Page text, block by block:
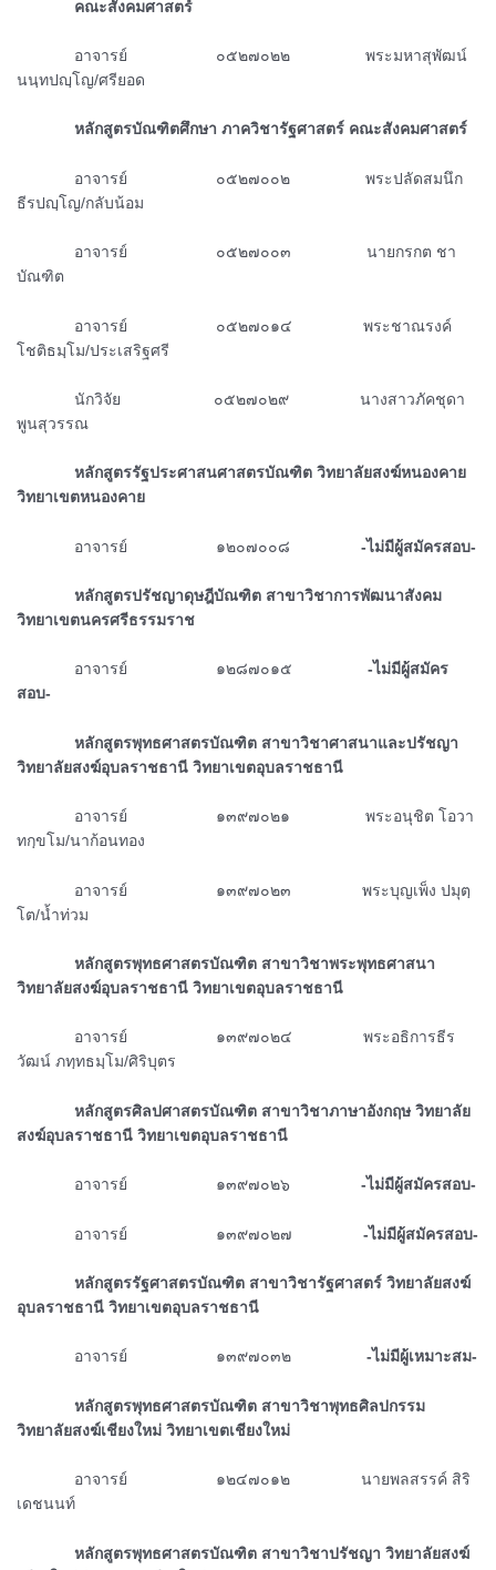
ᅠᅠᅠᅠคณะสังคมศาสตร์
ᅠᅠᅠᅠอาจารย์ ๐๕๒๗๐๒๒ พระมหาสุพัฒน์
นนฺทปญฺโญ/ศรียอด
ᅠᅠᅠᅠหลักสูตรบัณฑิตศึกษา ภาควิชารัฐศาสตร์ คณะสังคมศาสตร์
ᅠᅠᅠᅠอาจารย์ ๐๕๒๗๐๐๒ พระปลัดสมนึก
ธีรปญฺโญ/กลับน้อม
ᅠᅠᅠᅠอาจารย์ ๐๕๒๗๐๐๓ นายกรกต ชา
บัณฑิต
ᅠᅠᅠᅠอาจารย์ ๐๕๒๗๐๑๔ พระชาณรงค์
โชติธมฺโม/ประเสริฐศรี
ᅠᅠᅠᅠนักวิจัย ๐๕๒๗๐๒๙ นางสาวภัคชุดา
พูนสุวรรณ
ᅠᅠᅠᅠหลักสูตรรัฐประศาสนศาสตรบัณฑิต วิทยาลัยสงฆ์หนองคาย
วิทยาเขตหนองคาย
ᅠᅠᅠᅠอาจารย์ ๑๒๐๗๐๐๘ -ไม่มีผู้สมัครสอบ-
ᅠᅠᅠᅠหลักสูตรปรัชญาดุษฎีบัณฑิต สาขาวิชาการพัฒนาสังคม
วิทยาเขตนครศรีธรรมราช
ᅠᅠᅠᅠอาจารย์ ๑๒๘๗๐๑๕ -ไม่มีผู้สมัคร
สอบ-
ᅠᅠᅠᅠหลักสูตรพุทธศาสตรบัณฑิต สาขาวิชาศาสนาและปรัชญา
วิทยาลัยสงฆ์อุบลราชธานี วิทยาเขตอุบลราชธานี
ᅠᅠᅠᅠอาจารย์ ๑๓๙๗๐๒๑ พระอนุชิต โอวา
ทกฺขโม/นาก้อนทอง
ᅠᅠᅠᅠอาจารย์ ๑๓๙๗๐๒๓ พระบุญเพ็ง ปมุตฺ
โต/น้ำท่วม
ᅠᅠᅠᅠหลักสูตรพุทธศาสตรบัณฑิต สาขาวิชาพระพุทธศาสนา
วิทยาลัยสงฆ์อุบลราชธานี วิทยาเขตอุบลราชธานี
ᅠᅠᅠᅠอาจารย์ ๑๓๙๗๐๒๔ พระอธิการธีร
วัฒน์ ภทฺทธมฺโม/ศิริบุตร
ᅠᅠᅠᅠหลักสูตรศิลปศาสตรบัณฑิต สาขาวิชาภาษาอังกฤษ วิทยาลัย
สงฆ์อุบลราชธานี วิทยาเขตอุบลราชธานี
ᅠᅠᅠᅠอาจารย์ ๑๓๙๗๐๒๖ -ไม่มีผู้สมัครสอบ-
ᅠᅠᅠᅠอาจารย์ ๑๓๙๗๐๒๗ -ไม่มีผู้สมัครสอบ-
ᅠᅠᅠᅠหลักสูตรรัฐศาสตรบัณฑิต สาขาวิชารัฐศาสตร์ วิทยาลัยสงฆ์
อุบลราชธานี วิทยาเขตอุบลราชธานี
ᅠᅠᅠᅠอาจารย์ ๑๓๙๗๐๓๒ -ไม่มีผู้เหมาะสม-
ᅠᅠᅠᅠหลักสูตรพุทธศาสตรบัณฑิต สาขาวิชาพุทธศิลปกรรม
วิทยาลัยสงฆ์เชียงใหม่ วิทยาเขตเชียงใหม่
ᅠᅠᅠᅠอาจารย์ ๑๒๔๗๐๑๒ นายพลสรรค์ สิริ
เดชนนท์
ᅠᅠᅠᅠหลักสูตรพุทธศาสตรบัณฑิต สาขาวิชาปรัชญา วิทยาลัยสงฆ์